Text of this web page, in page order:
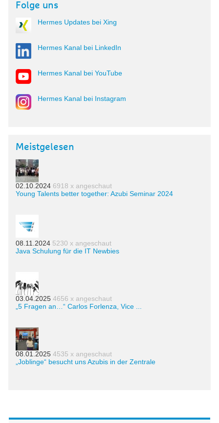
Folge uns
Hermes Updates bei Xing
Hermes Kanal bei LinkedIn
Hermes Kanal bei YouTube
Hermes Kanal bei Instagram
Meistgelesen
02.10.2024 6918 x angeschaut
Young Talents better together: Azubi Seminar 2024
08.11.2024 5230 x angeschaut
Java Schulung für die IT Newbies
03.04.2025 4656 x angeschaut
„5 Fragen an…“ Carlos Forlenza, Vice ...
08.01.2025 4535 x angeschaut
„Joblinge“ besucht uns Azubis in der Zentrale